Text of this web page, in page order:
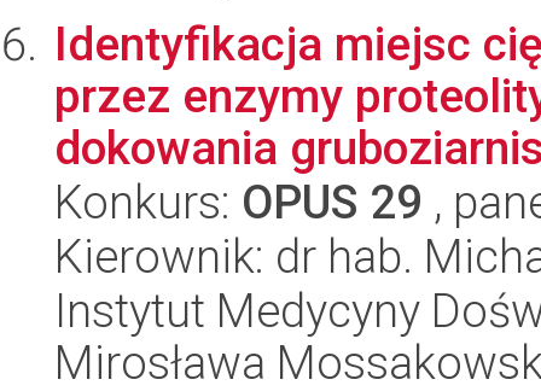
Identyfikacja miejsc
przez enzymy
dokowania
Konkurs: OPUS 29 ,
Kierownik: dr hab.
Instytut Medycyny
Mirosława